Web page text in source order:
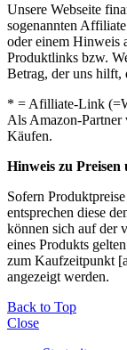
Unsere Webseite
sogenannten
oder einem Hinweis
Produktlinks bzw.
Betrag, der uns hilft,
* = Afilliate-Link
Als Amazon-Partner
Käufen.
Hinweis zu
Sofern
entsprechen diese
können sich auf der
eines Produkts
zum Kaufzeitpunkt
angezeigt werden.
Back to Top
Close